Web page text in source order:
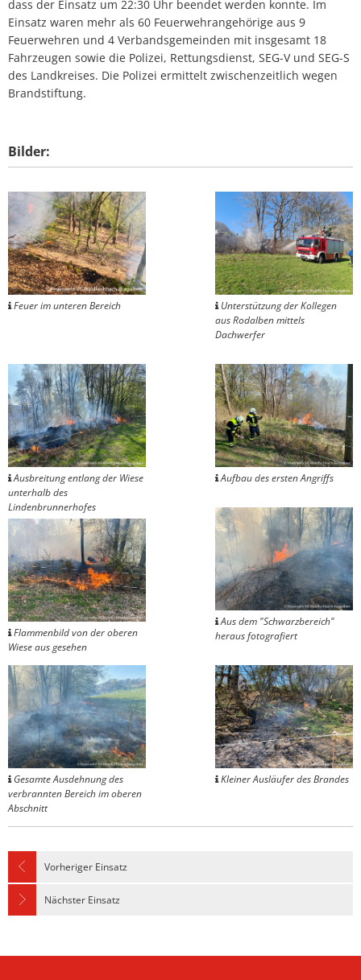
dass der Einsatz um 22:30 Uhr beendet werden konnte. Im
Einsatz waren mehr als 60 Feuerwehrangehörige aus 9
Feuerwehren und 4 Verbandsgemeinden mit insgesamt 18
Fahrzeugen sowie die Polizei, Rettungsdienst, SEG-V und SEG-S
des Landkreises. Die Polizei ermittelt zwischenzeitlich wegen
Brandstiftung.
Bilder:
Feuer im unteren Bereich
Unterstützung der Kollegen
aus Rodalben mittels
Dachwerfer
Ausbreitung entlang der Wiese
unterhalb des
Lindenbrunnerhofes
Aufbau des ersten Angriffs
Flammenbild von der oberen
Wiese aus gesehen
Aus dem "Schwarzbereich"
heraus fotografiert
Gesamte Ausdehnung des
verbrannten Bereich im oberen
Abschnitt
Kleiner Ausläufer des Brandes
Vorheriger Einsatz
Nächster Einsatz